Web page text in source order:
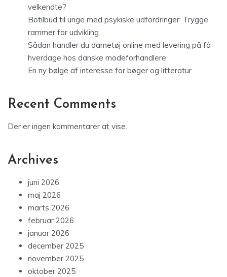
velkendte?
Botilbud til unge med psykiske udfordringer: Trygge
rammer for udvikling
Sådan handler du dametøj online med levering på få
hverdage hos danske modeforhandlere
En ny bølge af interesse for bøger og litteratur
Recent Comments
Der er ingen kommentarer at vise.
Archives
juni 2026
maj 2026
marts 2026
februar 2026
januar 2026
december 2025
november 2025
oktober 2025